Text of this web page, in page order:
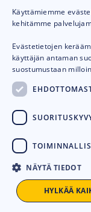
© 2026
Käyttämiemme
kehitämme
Evästetietojen
käyttäjän antaman
suostumustaan
NÄYTÄ TIEDOT
HYLKÄÄ